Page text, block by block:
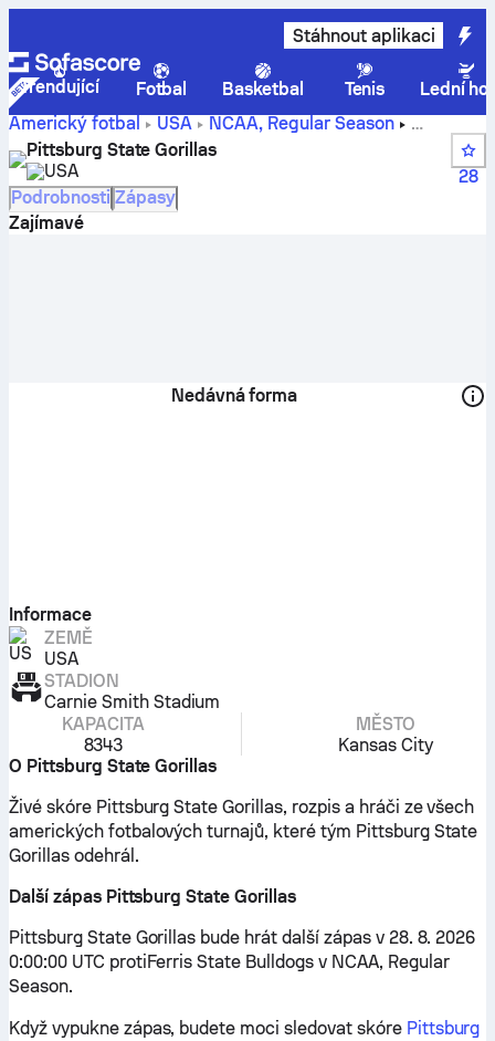
Stáhnout aplikaci
Trendující Fotbal Basketbal Tenis
Lední
Americký fotbal
USA
NCAA, Regular Season
Pittsburg State Gorillas - skóre, rozpis, soupiska, hráči a
umístění.
Pittsburg State Gorillas
USA
28
Podrobnosti Zápasy
Zajímavé
Nedávná forma
Informace
ZEMĚ
USA
STADION
Carnie Smith Stadium
KAPACITA
8343
MĚSTO
Kansas City
O Pittsburg State Gorillas
Živé skóre Pittsburg State Gorillas, rozpis a hráči ze všech
amerických fotbalových turnajů, které tým Pittsburg State
Gorillas odehrál.
Další zápas Pittsburg State Gorillas
Pittsburg State Gorillas bude hrát další zápas v 28. 8. 2026
0:00:00 UTC protiFerris State Bulldogs v NCAA, Regular
Season.
Když vypukne zápas, budete moci sledovat skóre Pittsburg